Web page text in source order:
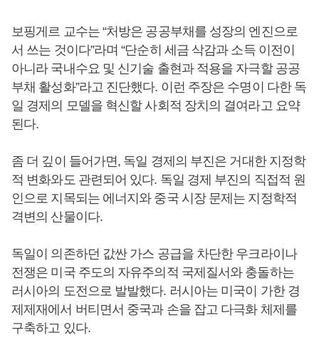
보핑게르 교수는 “처방은 공공부채를 성장의 엔진으로
서 쓰는 것이다”라며 “단순히 세금 삭감과 소득 이전이
아니라 국내수요 및 신기술 출현과 적용을 자극할 공공
부채 활성화”라고 진단했다. 이런 주장은 수명이 다한 독
일 경제의 모델을 혁신할 사회적 장치의 결여라고 요약
된다.
좀 더 깊이 들어가면, 독일 경제의 부진은 거대한 지정학
적 변화와도 관련되어 있다. 독일 경제 부진의 직접적 원
인으로 지목되는 에너지와 중국 시장 문제는 지정학적
격변의 산물이다.
독일이 의존하던 값싼 가스 공급을 차단한 우크라이나
전쟁은 미국 주도의 자유주의적 국제질서와 충돌하는
러시아의 도전으로 발발했다. 러시아는 미국이 가한 경
제제재에서 버티면서 중국과 손을 잡고 다극화 체제를
구축하고 있다.